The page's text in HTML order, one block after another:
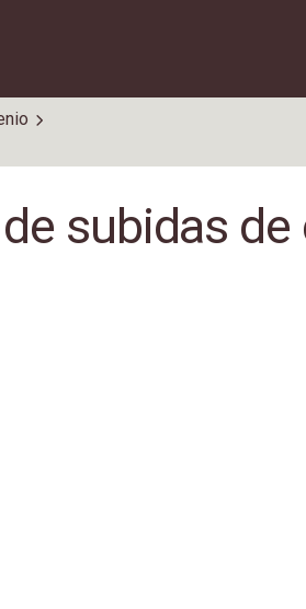
subidas